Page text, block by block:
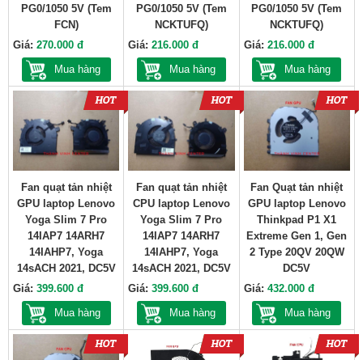
PG0/1050 5V (Tem
FCN)
Giá: 270.000 đ
Mua hàng
PG0/1050 5V (Tem
NCKTUFQ)
Giá:216.000 đ
Mua hàng
PG0/1050 5V (Tem
NCKTUFQ)
Giá: 216.000 đ
Mua hàng
Fan quạt tản nhiệt
GPU laptop Lenovo
Yoga Slim 7 Pro
14IAP7 14ARH7
14IAHP7, Yoga
14sACH 2021, DC5V
Giá: 399.600 đ
Mua hàng
Fan quạt tản nhiệt
CPU laptop Lenovo
Yoga Slim 7 Pro
14IAP7 14ARH7
14IAHP7, Yoga
14sACH 2021, DC5V
Giá:399.600 đ
Mua hàng
Fan Quạt tản nhiệt
GPU laptop Lenovo
Thinkpad P1 X1
Extreme Gen 1, Gen
2 Type 20QV 20QW
DC5V
Giá: 432.000 đ
Mua hàng